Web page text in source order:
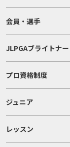
会員・選手
JLPGAブライトナー
プロ資格制度
ジュニア
レッスン